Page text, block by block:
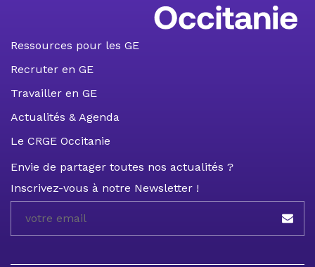
Ressources pour les GE
Recruter en GE
Travailler en GE
Actualités & Agenda
Le CRGE Occitanie
Envie de partager toutes nos actualités ?
Inscrivez-vous à notre Newsletter !